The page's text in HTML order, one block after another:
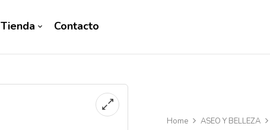
Tienda Contacto
Home ASEO Y BELLEZA